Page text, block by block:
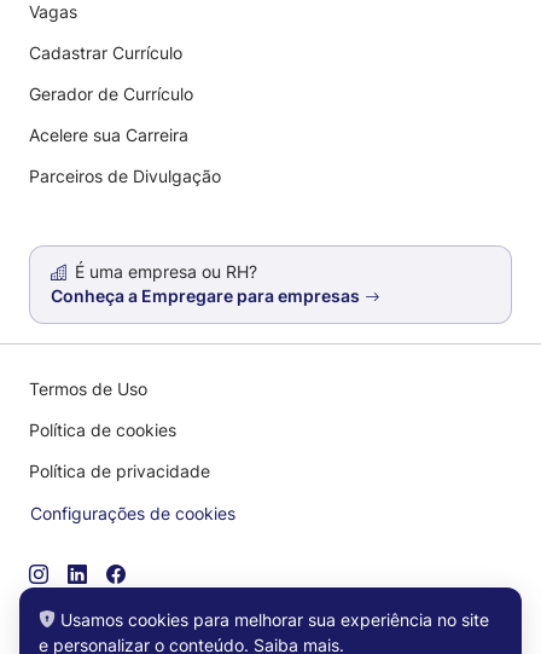
Vagas
Cadastrar Currículo
Gerador de Currículo
Acelere sua Carreira
Parceiros de Divulgação
É uma empresa ou RH?
Conheça a Empregare para empresas
Termos de Uso
Política de cookies
Política de privacidade
Configurações de cookies
© 2026 EMPREGARE.com - Todos os direitos reservados
Usamos cookies para melhorar sua experiência no site
e personalizar o conteúdo. Saiba mais.